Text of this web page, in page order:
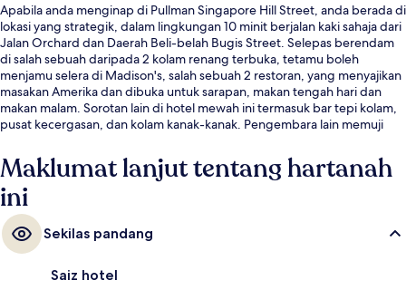
Apabila anda menginap di Pullman Singapore Hill Street, anda berada di
lokasi yang strategik, dalam lingkungan 10 minit berjalan kaki sahaja dari
Jalan Orchard dan Daerah Beli-belah Bugis Street. Selepas berendam
di salah sebuah daripada 2 kolam renang terbuka, tetamu boleh
menjamu selera di Madison's, salah sebuah 2 restoran, yang menyajikan
masakan Amerika dan dibuka untuk sarapan, makan tengah hari dan
makan malam. Sorotan lain di hotel mewah ini termasuk bar tepi kolam,
pusat kecergasan, dan kolam kanak-kanak. Pengembara lain memuji
Stesen City Hall ialah 3 minit dan Stesen Bras Basah ialah 6 minit.
Maklumat lanjut tentang hartanah
ini
Sekilas pandang
Saiz hotel